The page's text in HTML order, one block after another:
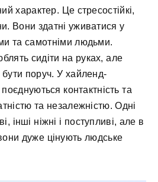
характер. Це стресостійкі,
Вони здатні уживатися у
та самотніми людьми.
сидіти на руках, але
поруч. У хайленд-
контактність та
та незалежністю. Одні
інші ніжні і поступливі, але в
дуже цінують людське